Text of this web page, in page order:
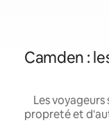
Camden :
Les
propreté et